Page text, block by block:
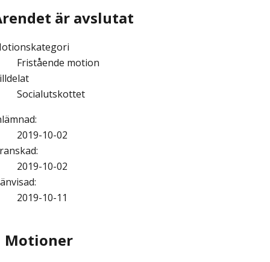
är avslutat
Fristående motion
Socialutskottet
:
2019-10-02
:
2019-10-02
:
2019-10-11
Motioner